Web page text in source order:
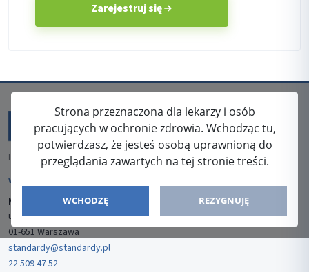
Zarejestruj się
Strona przeznaczona dla lekarzy i osób
pracujących w ochronie zdrowia. Wchodząc tu,
potwierdzasz, że jesteś osobą uprawnioną do
przeglądania zawartych na tej stronie treści.
WCHODZĘ REZYGNUJĘ
ISSN: 2080-5438
WYDAWCA
Media-Press Sp. z o.o.
ul. Gwiaździsta 7B/8
01-651 Warszawa
standardy@standardy.pl
22 509 47 52